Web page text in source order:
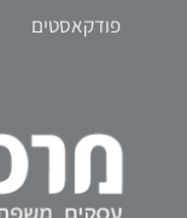
פודקאסטים